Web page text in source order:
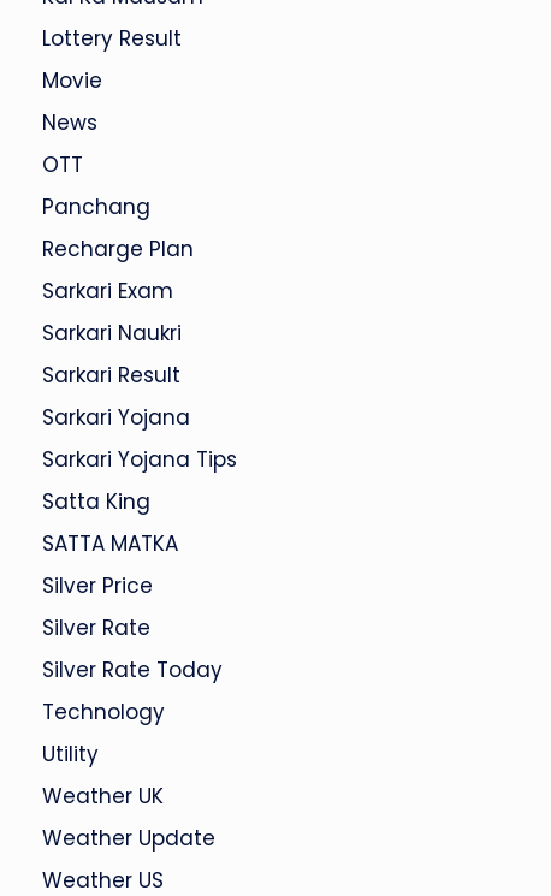
Lottery Result
Movie
News
OTT
Panchang
Recharge Plan
Sarkari Exam
Sarkari Naukri
Sarkari Result
Sarkari Yojana
Sarkari Yojana Tips
Satta King
SATTA MATKA
Silver Price
Silver Rate
Silver Rate Today
Technology
Utility
Weather UK
Weather Update
Weather US